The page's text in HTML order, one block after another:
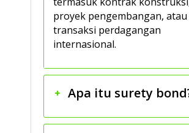
proyek pengembangan, atau
transaksi perdagangan
internasional.
Apa itu surety